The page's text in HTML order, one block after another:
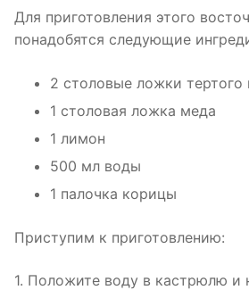
Для приготовления этого
понадобятся следующие
2 столовые ложки тертого
1 столовая ложка меда
1 лимон
500 мл воды
1 палочка корицы
Приступим к приготовлению:
1. Положите воду в кастрюлю и